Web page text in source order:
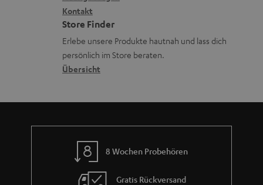
e
r
s
a
d
z
u
r
G
r
a
i
k
o
n
t
d
a
t
n
Kontakt
Store Finder
Erlebe unsere Produkte hautnah und lass dich
persönlich im Store beraten.
Übersicht
8 Wochen Probehören
Gratis Rückversand